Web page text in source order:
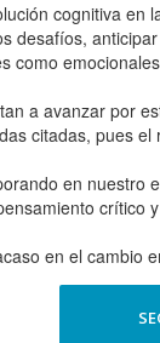
cognitiva
desafíos,
a avanzar por
citadas, pues
en
en el cambio